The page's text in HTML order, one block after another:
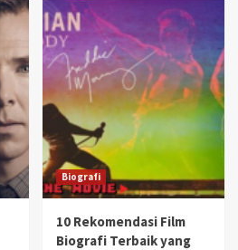
Biografi
10 Rekomendasi Film
Biografi Terbaik yang